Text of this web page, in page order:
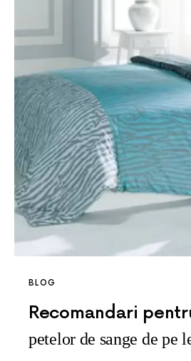
BLOG
Recomandari
petelor de sange de pe